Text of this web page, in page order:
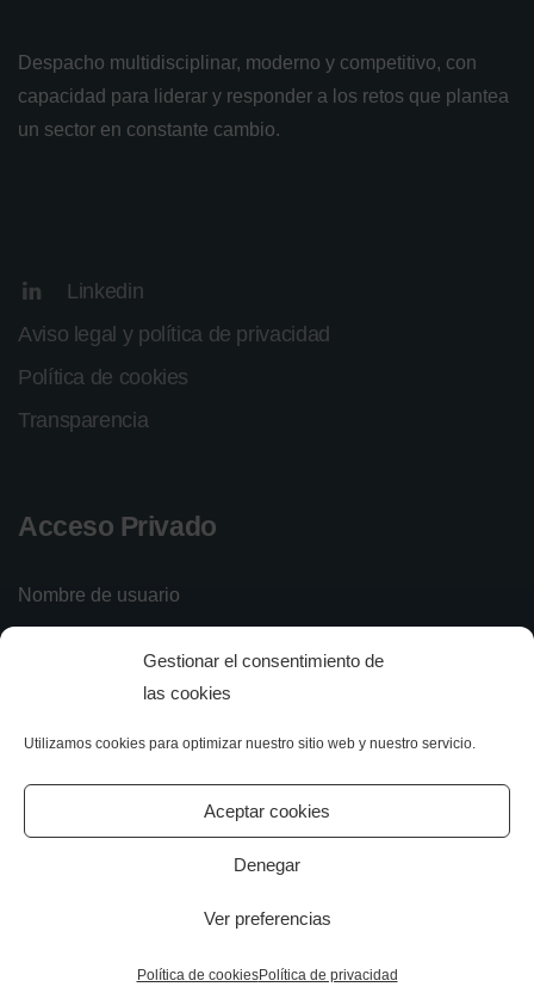
Gestionar el consentimiento de
las cookies
Utilizamos cookies para optimizar nuestro sitio web y nuestro servicio.
Aceptar cookies
Denegar
Ver preferencias
Política de cookiesPolítica de privacidad
Despacho multidisciplinar, moderno y competitivo, con
capacidad para liderar y responder a los retos que plantea
un sector en constante cambio.
Linkedin
Aviso legal y política de privacidad
Política de cookies
Transparencia
Acceso Privado
Nombre de usuario
Olvidé mi contraseña